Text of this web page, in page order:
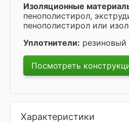
Изоляционные
пенополистирол,
пенополистирол или
Уплотнители:
Посмотреть
Характеристики